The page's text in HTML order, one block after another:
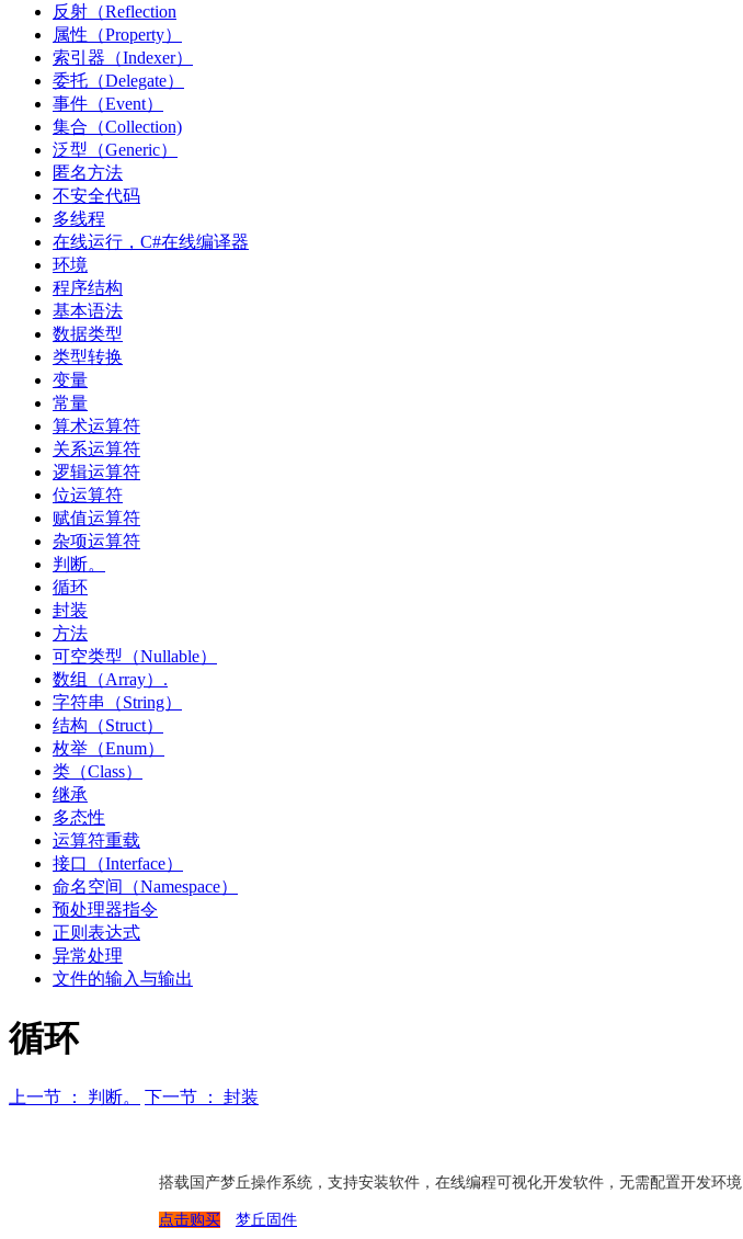
反射（Reflection
属性（Property）
索引器（Indexer）
委托（Delegate）
事件（Event）
集合（Collection)
泛型（Generic）
匿名方法
不安全代码
多线程
在线运行，C#在线编译器
环境
程序结构
基本语法
数据类型
类型转换
变量
常量
算术运算符
关系运算符
逻辑运算符
位运算符
赋值运算符
杂项运算符
判断。
循环
封装
方法
可空类型（Nullable）
数组（Array）.
字符串（String）
结构（Struct）
枚举（Enum）
类（Class）
继承
多态性
运算符重载
接口（Interface）
命名空间（Namespace）
预处理器指令
正则表达式
异常处理
文件的输入与输出
循环
上一节 ： 判断。 下一节 ： 封装
搭载国产梦丘操作系统，支持安装软件，在线编程可视化开发软件，无需配置开发环境
点击购买 梦丘固件